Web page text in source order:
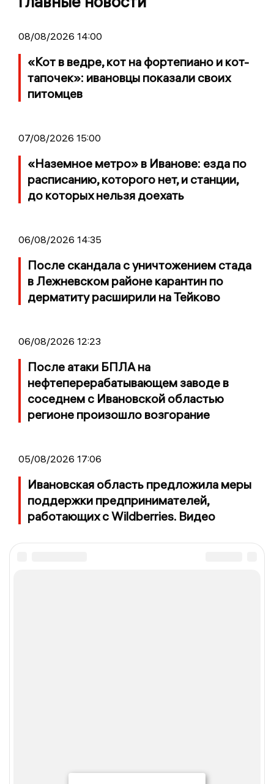
08/08/2026 14:00
«Кот в ведре, кот на фортепиано и кот-
тапочек»: ивановцы показали своих
питомцев
07/08/2026 15:00
«Наземное метро» в Иванове: езда по
расписанию, которого нет, и станции,
до которых нельзя доехать
06/08/2026 14:35
После скандала с уничтожением стада
в Лежневском районе карантин по
дерматиту расширили на Тейково
06/08/2026 12:23
После атаки БПЛА на
нефтеперерабатывающем заводе в
соседнем с Ивановской областью
регионе произошло возгорание
05/08/2026 17:06
Ивановская область предложила меры
поддержки предпринимателей,
работающих с Wildberries. Видео